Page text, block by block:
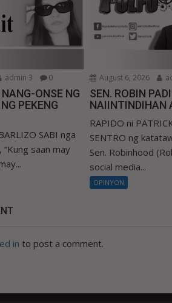
admin 3 0
NANG-ONSE NG
PEKENG
SABI nga
saan may
August 6, 2026
SEN. ROBIN
NAIINTINDIHAN
RAPIDO ni
SENTRO ng
Sen. Robinhood
social media...
OPINYON
in to post a comment.